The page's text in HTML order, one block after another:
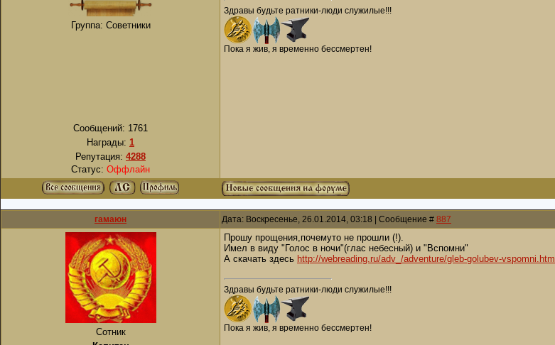
Группа: Советники
Сообщений: 1761
Награды: 1
Репутация: 4288
Статус: Оффлайн
Здравы будьте ратники-люди служилые!!!
Пока я жив, я временно бессмертен!
гамаюн Дата: Воскресенье, 26.01.2014, 03:18 | Сообщение # 887
Сотник
Прошу прощения,почемуто не прошли (!).
Имел в виду "Голос в ночи"(глас небесный) и "Вспомни"
А скачать здесь http://webreading.ru/adv_/adventure/gleb-golubev-vspomni.html
Здравы будьте ратники-люди служилые!!!
Пока я жив, я временно бессмертен!